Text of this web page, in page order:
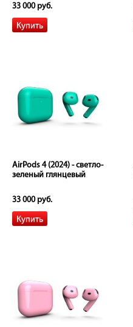
33 000 руб.
AirPods 4 (2024) - светло-
зеленый глянцевый
33 000 руб.